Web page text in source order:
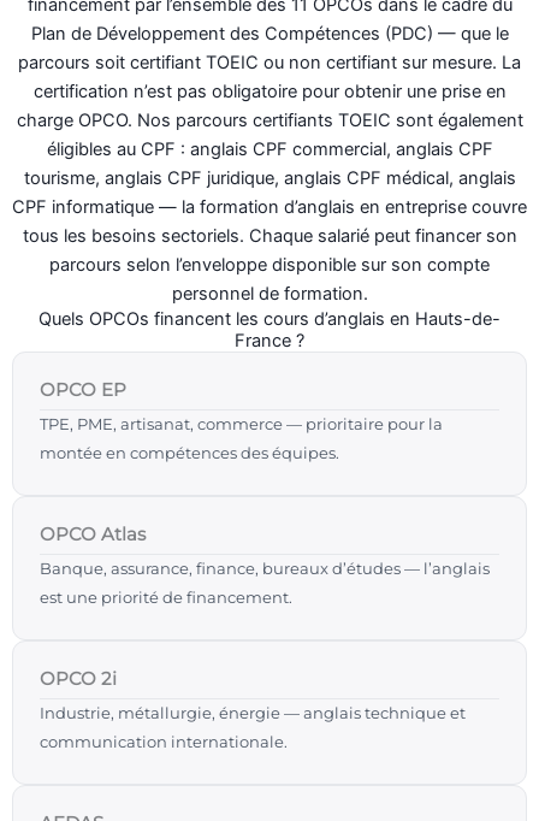
financement par l’ensemble des 11 OPCOs dans le cadre du
Plan de Développement des Compétences (PDC) — que le
parcours soit certifiant TOEIC ou non certifiant sur mesure. La
certification n’est pas obligatoire pour obtenir une prise en
charge OPCO. Nos parcours certifiants TOEIC sont également
éligibles au CPF : anglais CPF commercial, anglais CPF
tourisme, anglais CPF juridique, anglais CPF médical, anglais
CPF informatique — la formation d’anglais en entreprise couvre
tous les besoins sectoriels. Chaque salarié peut financer son
parcours selon l’enveloppe disponible sur son compte
personnel de formation.
Quels OPCOs financent les cours d’anglais en Hauts-de-
France ?
OPCO EP
TPE, PME, artisanat, commerce — prioritaire pour la
montée en compétences des équipes.
OPCO Atlas
Banque, assurance, finance, bureaux d’études — l’anglais
est une priorité de financement.
OPCO 2i
Industrie, métallurgie, énergie — anglais technique et
communication internationale.